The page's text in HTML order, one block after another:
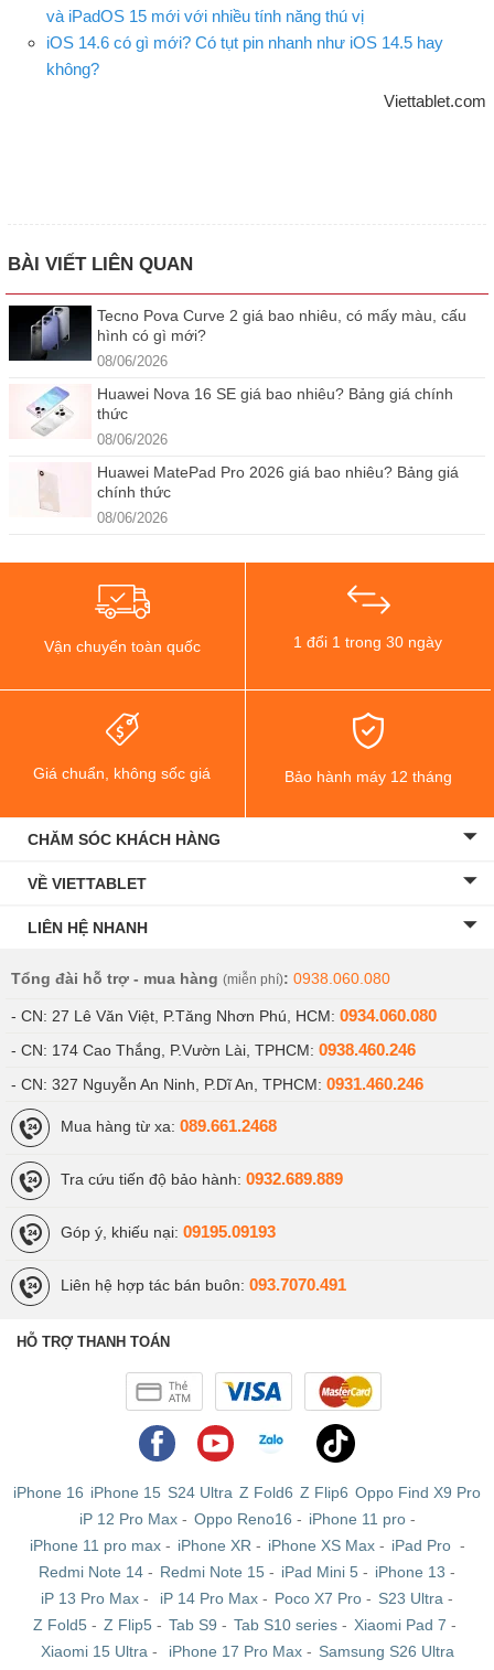
và iPadOS 15 mới với nhiều tính năng thú vị
iOS 14.6 có gì mới? Có tụt pin nhanh như iOS 14.5 hay
không?
Viettablet.com
BÀI VIẾT LIÊN QUAN
Tecno Pova Curve 2 giá bao nhiêu, có mấy màu, cấu
hình có gì mới?
08/06/2026
Huawei Nova 16 SE giá bao nhiêu? Bảng giá chính
thức
08/06/2026
Huawei MatePad Pro 2026 giá bao nhiêu? Bảng giá
chính thức
08/06/2026
Vận chuyển toàn quốc 1 đổi 1 trong 30 ngày
Giá chuẩn, không sốc giá Bảo hành máy 12 tháng
CHĂM SÓC KHÁCH HÀNG
VỀ VIETTABLET
LIÊN HỆ NHANH
Tổng đài hỗ trợ - mua hàng (miễn phí): 0938.060.080
- CN: 27 Lê Văn Việt, P.Tăng Nhơn Phú, HCM: 0934.060.080
- CN: 174 Cao Thắng, P.Vườn Lài, TPHCM: 0938.460.246
- CN: 327 Nguyễn An Ninh, P.Dĩ An, TPHCM: 0931.460.246
Mua hàng từ xa: 089.661.2468
Tra cứu tiến độ bảo hành: 0932.689.889
Góp ý, khiếu nại: 09195.09193
Liên hệ hợp tác bán buôn: 093.7070.491
HỖ TRỢ THANH TOÁN
iPhone 16 iPhone 15 S24 Ultra Z Fold6 Z Flip6 Oppo Find X9 Pro
iP 12 Pro Max- Oppo Reno16 - iPhone 11 pro-
iPhone 11 pro max- iPhone XR - iPhone XS Max- iPad Pro -
Redmi Note 14 - Redmi Note 15 - iPad Mini 5 - iPhone 13 -
iP 13 Pro Max - iP 14 Pro Max - Poco X7 Pro - S23 Ultra -
Z Fold5 - Z Flip5 - Tab S9 - Tab S10 series - Xiaomi Pad 7 -
Xiaomi 15 Ultra - iPhone 17 Pro Max- Samsung S26 Ultra